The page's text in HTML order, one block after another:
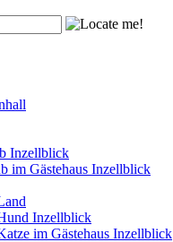
Inzellblick
im Gästehaus Inzellblick
Inzellblick
im Gästehaus Inzellblick